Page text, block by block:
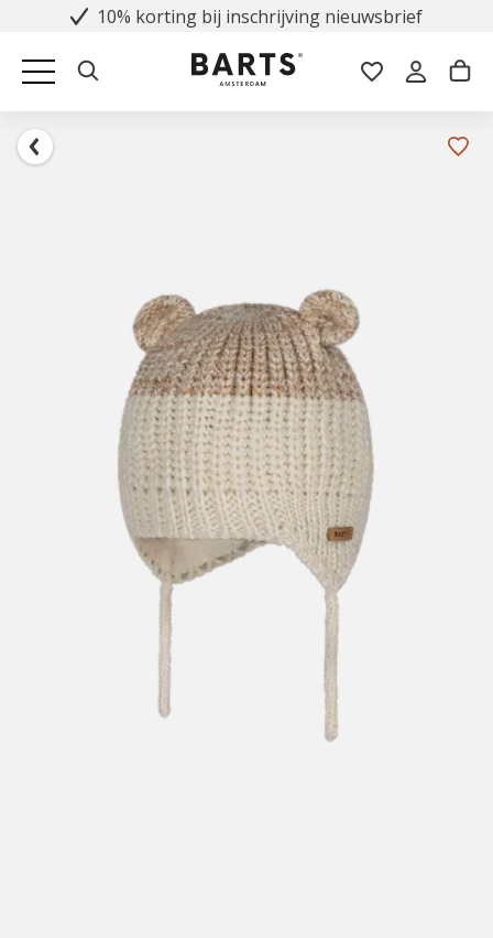
10% korting bij inschrijving nieuwsbrief